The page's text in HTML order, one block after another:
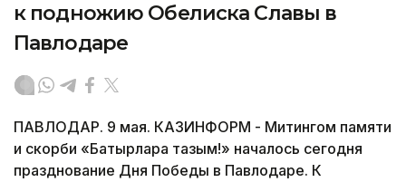
к подножию Обелиска Славы в
Павлодаре
ПАВЛОДАР. 9 мая. КАЗИНФОРМ - Митингом памяти
и скорби «Батырларға тағзым!» началось сегодня
празднование Дня Победы в Павлодаре. К